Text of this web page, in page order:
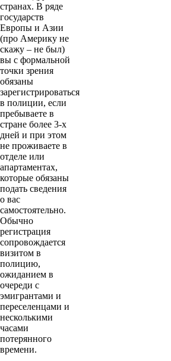
странах. В ряде
государств
Европы и Азии
(про Америку не
скажу – не был)
вы с формальной
точки зрения
обязаны
зарегистрироваться
в полиции, если
пребываете в
стране более 3-х
дней и при этом
не проживаете в
отделе или
апартаментах,
которые обязаны
подать сведения
о вас
самостоятельно.
Обычно
регистрация
сопровождается
визитом в
полицию,
ожиданием в
очереди с
эмигрантами и
переселенцами и
несколькими
часами
потерянного
времени.